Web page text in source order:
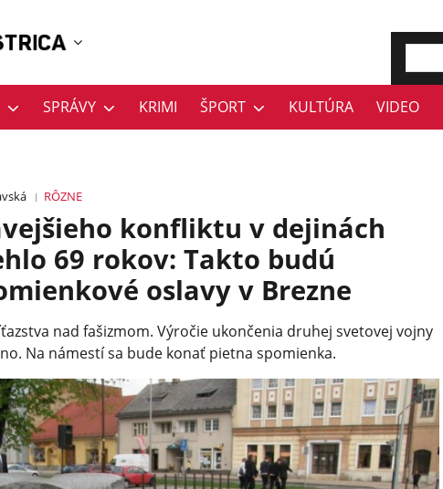
SPRÁVY KRIMI ŠPORT KULTÚRA VIDEO
RÔZNE
konfliktu v dejinách
69 rokov: Takto budú
oslavy v Brezne
nad fašizmom. Výročie ukončenia druhej svetovej vojny
Na námestí sa bude konať pietna spomienka.